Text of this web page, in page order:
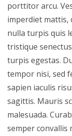
porttitor arcu.
imperdiet mattis,
nulla turpis quis
tristique
turpis egestas.
tempor nisi, sed
sapien iaculis
sagittis. Mauris
malesuada.
semper convallis